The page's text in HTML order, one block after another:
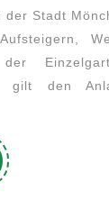
der Stadt
gilt den